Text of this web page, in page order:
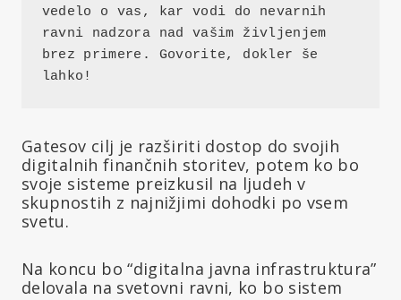
vedelo o vas, kar vodi do nevarnih
ravni nadzora nad vašim življenjem
brez primere. Govorite, dokler še
lahko!
Gatesov cilj je razširiti dostop do svojih
digitalnih finančnih storitev, potem ko bo
svoje sisteme preizkusil na ljudeh v
skupnostih z najnižjimi dohodki po vsem
svetu.
Na koncu bo “digitalna javna infrastruktura”
delovala na svetovni ravni, ko bo sistem